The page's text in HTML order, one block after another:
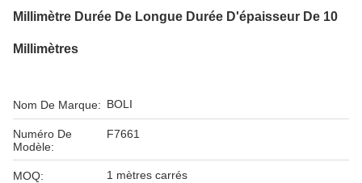
Millimètre Durée De Longue Durée D'épaisseur De 10
Millimètres
Nom De Marque: BOLI
Numéro De
Modèle:
F7661
MOQ: 1 mètres carrés